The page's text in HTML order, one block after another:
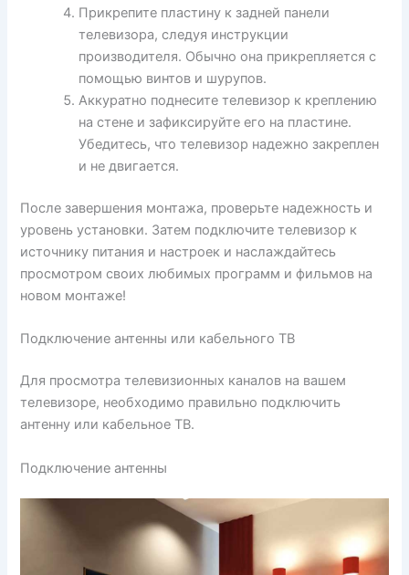
Прикрепите пластину к задней панели
телевизора, следуя инструкции
производителя. Обычно она прикрепляется с
помощью винтов и шурупов.
Аккуратно поднесите телевизор к креплению
на стене и зафиксируйте его на пластине.
Убедитесь, что телевизор надежно закреплен
и не двигается.
После завершения монтажа, проверьте надежность и
уровень установки. Затем подключите телевизор к
источнику питания и настроек и наслаждайтесь
просмотром своих любимых программ и фильмов на
новом монтаже!
Подключение антенны или кабельного ТВ
Для просмотра телевизионных каналов на вашем
телевизоре, необходимо правильно подключить
антенну или кабельное ТВ.
Подключение антенны